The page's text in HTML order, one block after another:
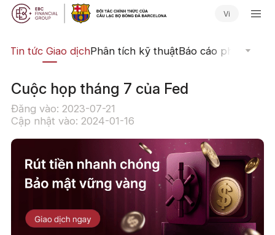
Vi
Tin tức Giao dịchPhân tích kỹ thuậtBáo cáo phân tích
Cuộc họp tháng 7 của Fed
Đăng vào: 2023-07-21
Cập nhật vào: 2024-01-16